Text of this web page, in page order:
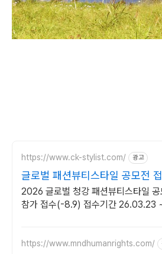
https://www.ck-stylist.com/ 광고
글로벌 패션뷰티스타일 공모전 접
자 3.23 ~ 8.9
2026 글로벌 청강 패션뷰티스타일 공
참가 접수(-8.9) 접수기간 26.03.23
https://www.mndhumanrights.com/